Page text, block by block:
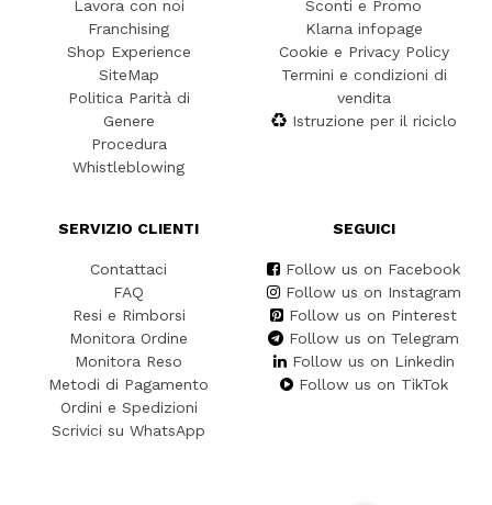
Lavora con noi
Franchising
Shop Experience
SiteMap
Politica Parità di
Genere
Procedura
Whistleblowing
Sconti e Promo
Klarna infopage
Cookie e Privacy Policy
Termini e condizioni di
vendita
Istruzione per il riciclo
SERVIZIO CLIENTI
Contattaci
FAQ
Resi e Rimborsi
Monitora Ordine
Monitora Reso
Metodi di Pagamento
Ordini e Spedizioni
Scrivici su WhatsApp
SEGUICI
Follow us on Facebook
Follow us on Instagram
Follow us on Pinterest
Follow us on Telegram
Follow us on Linkedin
Follow us on TikTok